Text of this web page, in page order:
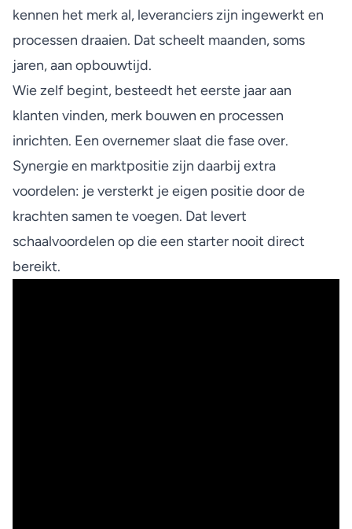
kennen het merk al, leveranciers zijn ingewerkt en
processen draaien. Dat scheelt maanden, soms
jaren, aan opbouwtijd.
Wie zelf begint, besteedt het eerste jaar aan
klanten vinden, merk bouwen en processen
inrichten. Een overnemer slaat die fase over.
Synergie en marktpositiezijn daarbij extra
voordelen: je versterkt je eigen positie door de
krachten samen te voegen. Dat levert
schaalvoordelen op die een starter nooit direct
bereikt.